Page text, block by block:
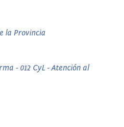
la Provincia
- 012 CyL - Atención al